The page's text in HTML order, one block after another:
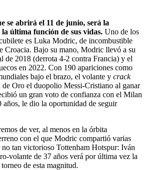
se abrirá el 11 de junio, será la
última función de sus vidas. Uno de los
es Luka Modric, de incombustible
Croacia. Bajo su mano, Modric llevó a su
de 2018 (derrota 4-2 contra Francia) y el
en 2022. Con 190 apariciones como
bajo el brazo, el volante y crack
Oro el duopolio Messi-Cristiano al ganar
un gran voto de confianza con el Milan
años, le dio la oportunidad de seguir
de ver, al menos en la órbita
con el que Modric compartió varias
no tan victorioso Tottenham Hotspur: Iván
volante de 37 años verá por última vez la
de esta magnitud.